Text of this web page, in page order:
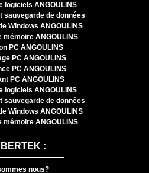
logiciels ANGOULINS
sauvegarde de données
Windows ANGOULINS
mémoire ANGOULINS
PC ANGOULINS
PC ANGOULINS
PC ANGOULINS
PC ANGOULINS
logiciels ANGOULINS
sauvegarde de données
Windows ANGOULINS
mémoire ANGOULINS
:
nous?